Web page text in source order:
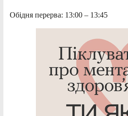
Обідня перерва: 13:00 – 13:45